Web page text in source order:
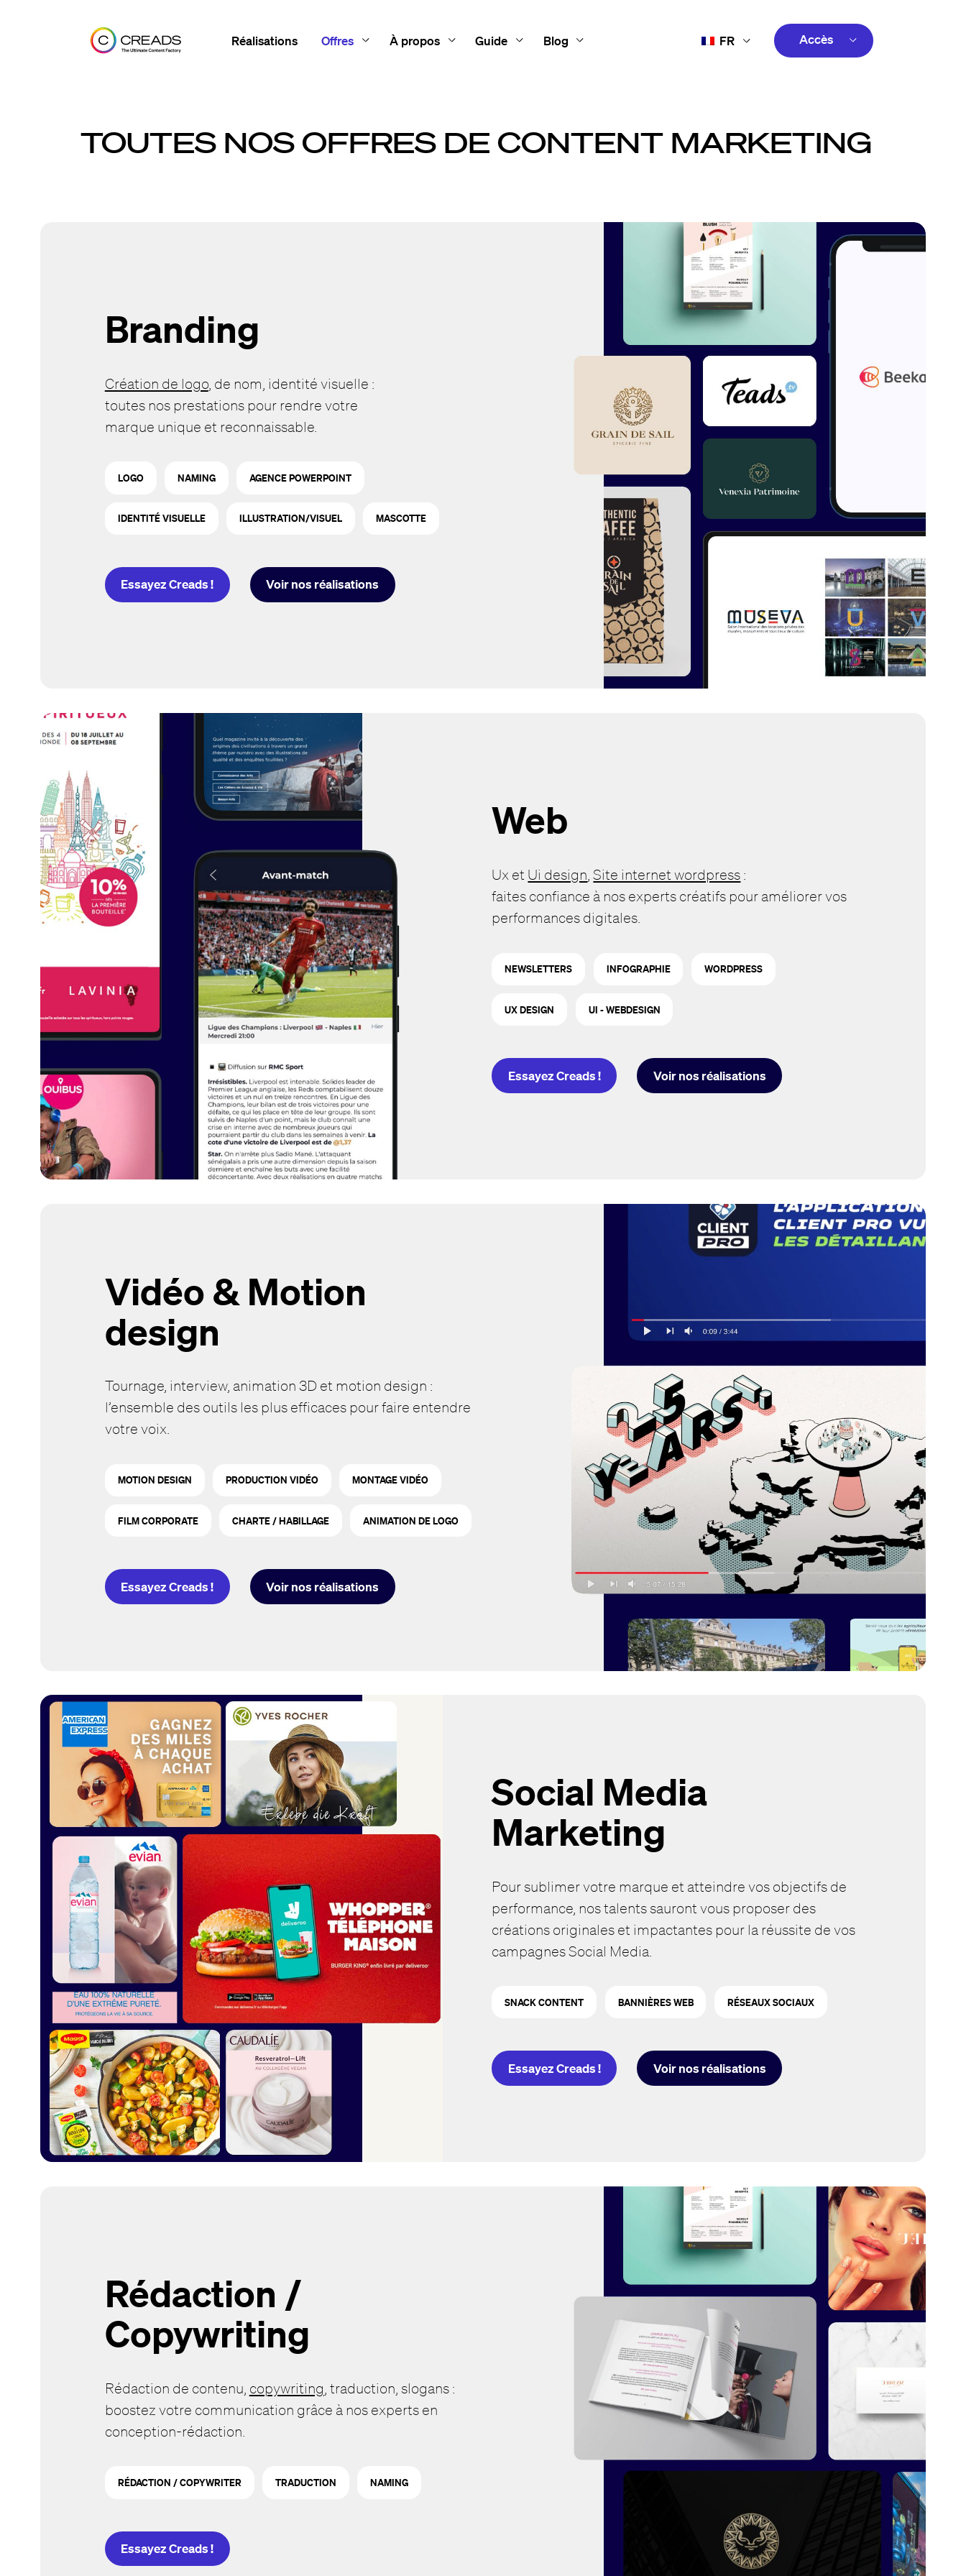
Réalisations Offres À propos Guide Blog FR Accès
client
TOUTES NOS OFFRES DE CONTENT MARKETING
Branding
Création de logo, de nom, identité visuelle :
toutes nos prestations pour rendre votre
marque unique et reconnaissable.
LOGO NAMING AGENCE POWERPOINT
IDENTITÉ VISUELLE ILLUSTRATION/VISUEL MASCOTTE
Essayez Creads ! Voir nos réalisations
Web
Ux et Ui design ,Site internet wordpress :
faites confiance à nos experts créatifs pour améliorer vos
performances digitales.
NEWSLETTERS INFOGRAPHIE WORDPRESS
UX DESIGN UI - WEBDESIGN
Essayez Creads ! Voir nos réalisations
Vidéo & Motion
design
Tournage, interview, animation 3D et motion design :
l’ensemble des outils les plus efficaces pour faire entendre
votre voix.
MOTION DESIGN PRODUCTION VIDÉO MONTAGE VIDÉO
FILM CORPORATE CHARTE / HABILLAGE ANIMATION DE LOGO
Essayez Creads ! Voir nos réalisations
Social Media
Marketing
Pour sublimer votre marque et atteindre vos objectifs de
performance, nos talents sauront vous proposer des
créations originales et impactantes pour la réussite de vos
campagnes Social Media.
SNACK CONTENT BANNIÈRES WEB RÉSEAUX SOCIAUX
Essayez Creads ! Voir nos réalisations
Rédaction /
Copywriting
Rédaction de contenu, copywriting , traduction, slogans :
boostez votre communication grâce à nos experts en
conception-rédaction.
RÉDACTION / COPYWRITER TRADUCTION NAMING
Essayez Creads !